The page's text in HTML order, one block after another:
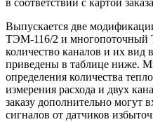
в соответствии с картой
Выпускается две
ТЭМ-116/2 и многопоточный
количество каналов и их вид
приведены в таблице ниже.
определения количества
измерения расхода и двух
заказу дополнительно могут
сигналов от датчиков